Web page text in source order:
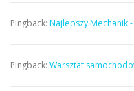
Pingback: Najlepszy Mechanik
Pingback: Warsztat